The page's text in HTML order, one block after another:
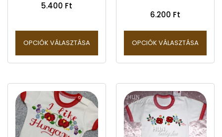
5.400 Ft
OPCIÓK VÁLASZTÁSA
6.200 Ft
OPCIÓK VÁLASZTÁSA